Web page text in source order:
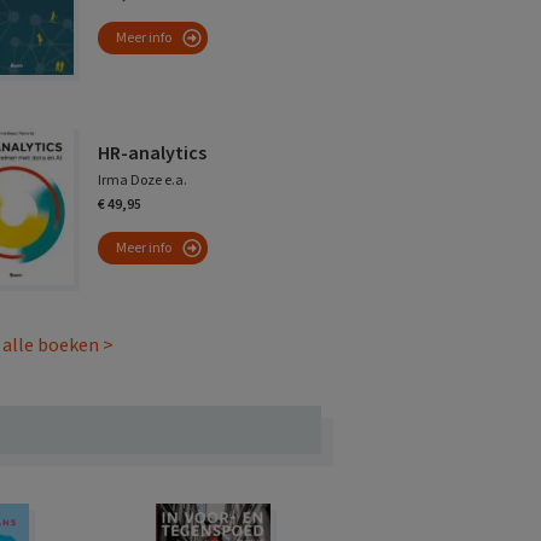
Meer info
HR-analytics
Irma Doze e.a.
€ 49,95
Meer info
boeken >